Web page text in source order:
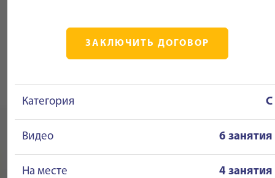
ЗАКЛЮЧИТЬ ДОГОВОР
Категория C
Видео 6 занятия
На месте 4 занятия